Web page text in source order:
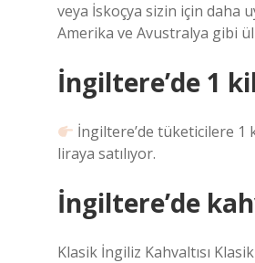
veya İskoçya sizin için daha
Amerika ve Avustralya gibi
İngiltere’de 1
İngiltere’de tüketicilere 1
liraya satılıyor.
İngiltere’de
Klasik İngiliz Kahvaltısı